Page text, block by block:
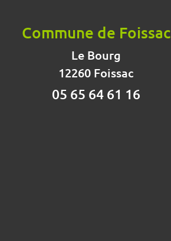
Commune de Foissac
Le Bourg
12260 Foissac
05 65 64 61 16